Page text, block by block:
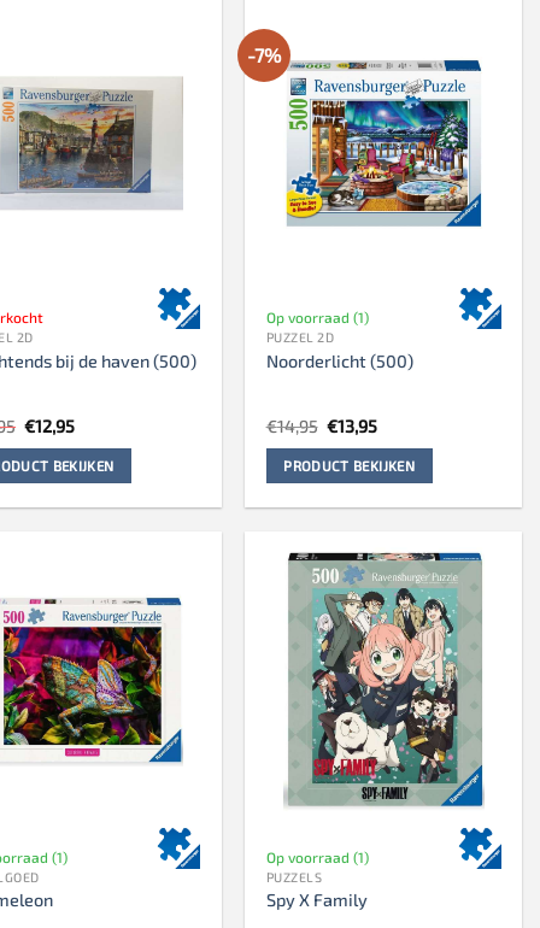
2D
bij de haven (500)
Oorspronkelijke
prijs
was:
€13,95.
€12,95Huidige
is:
€12,95.
BEKIJKEN
-7%
Op voorraad (1)
PUZZEL 2D
Noorderlicht (500)
€14,95 Oorspronkelijke
prijs
was:
€14,95.
€13,95Huidige
is:
€13,95.
PRODUCT BEKIJKEN
(1) Op voorraad (1)
PUZZELS
Spy X Family